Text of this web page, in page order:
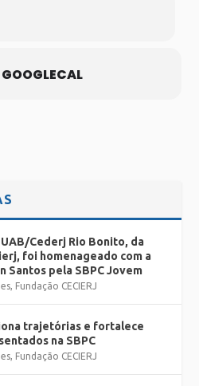
GOOGLECAL
Cederj Rio Bonito, da
foi homenageado com a
Santos pela SBPC Jovem
, Fundação CECIERJ
trajetórias e fortalece
na SBPC
, Fundação CECIERJ